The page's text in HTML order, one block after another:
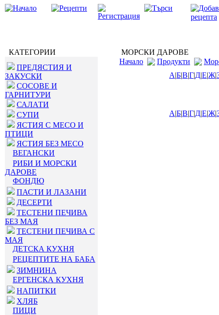
КАТЕГОРИИ
ПРЕДЯСТИЯ И
ЗАКУСКИ
СОСОВЕ И
ГАРНИТУРИ
САЛАТИ
СУПИ
ЯСТИЯ С МЕСО И
ПТИЦИ
ЯСТИЯ БЕЗ МЕСО
ВЕГАНСКИ
РИБИ И МОРСКИ
ДАРОВЕ
ФОНДЮ
ПАСТИ И ЛАЗАНИ
ДЕСЕРТИ
ТЕСТЕНИ ПЕЧИВА
БЕЗ МАЯ
ТЕСТЕНИ ПЕЧИВА С
МАЯ
ДЕТСКА КУХНЯ
РЕЦЕПТИТЕ НА БАБА
ЗИМНИНА
ЕРГЕНСКА КУХНЯ
НАПИТКИ
ХЛЯБ
ПИЦИ
МОРСКИ ДАРОВЕ
Начало
Продукти
А|Б|В|Г|Д|Е|Ж|
А|Б|В|Г|Д|Е|Ж|